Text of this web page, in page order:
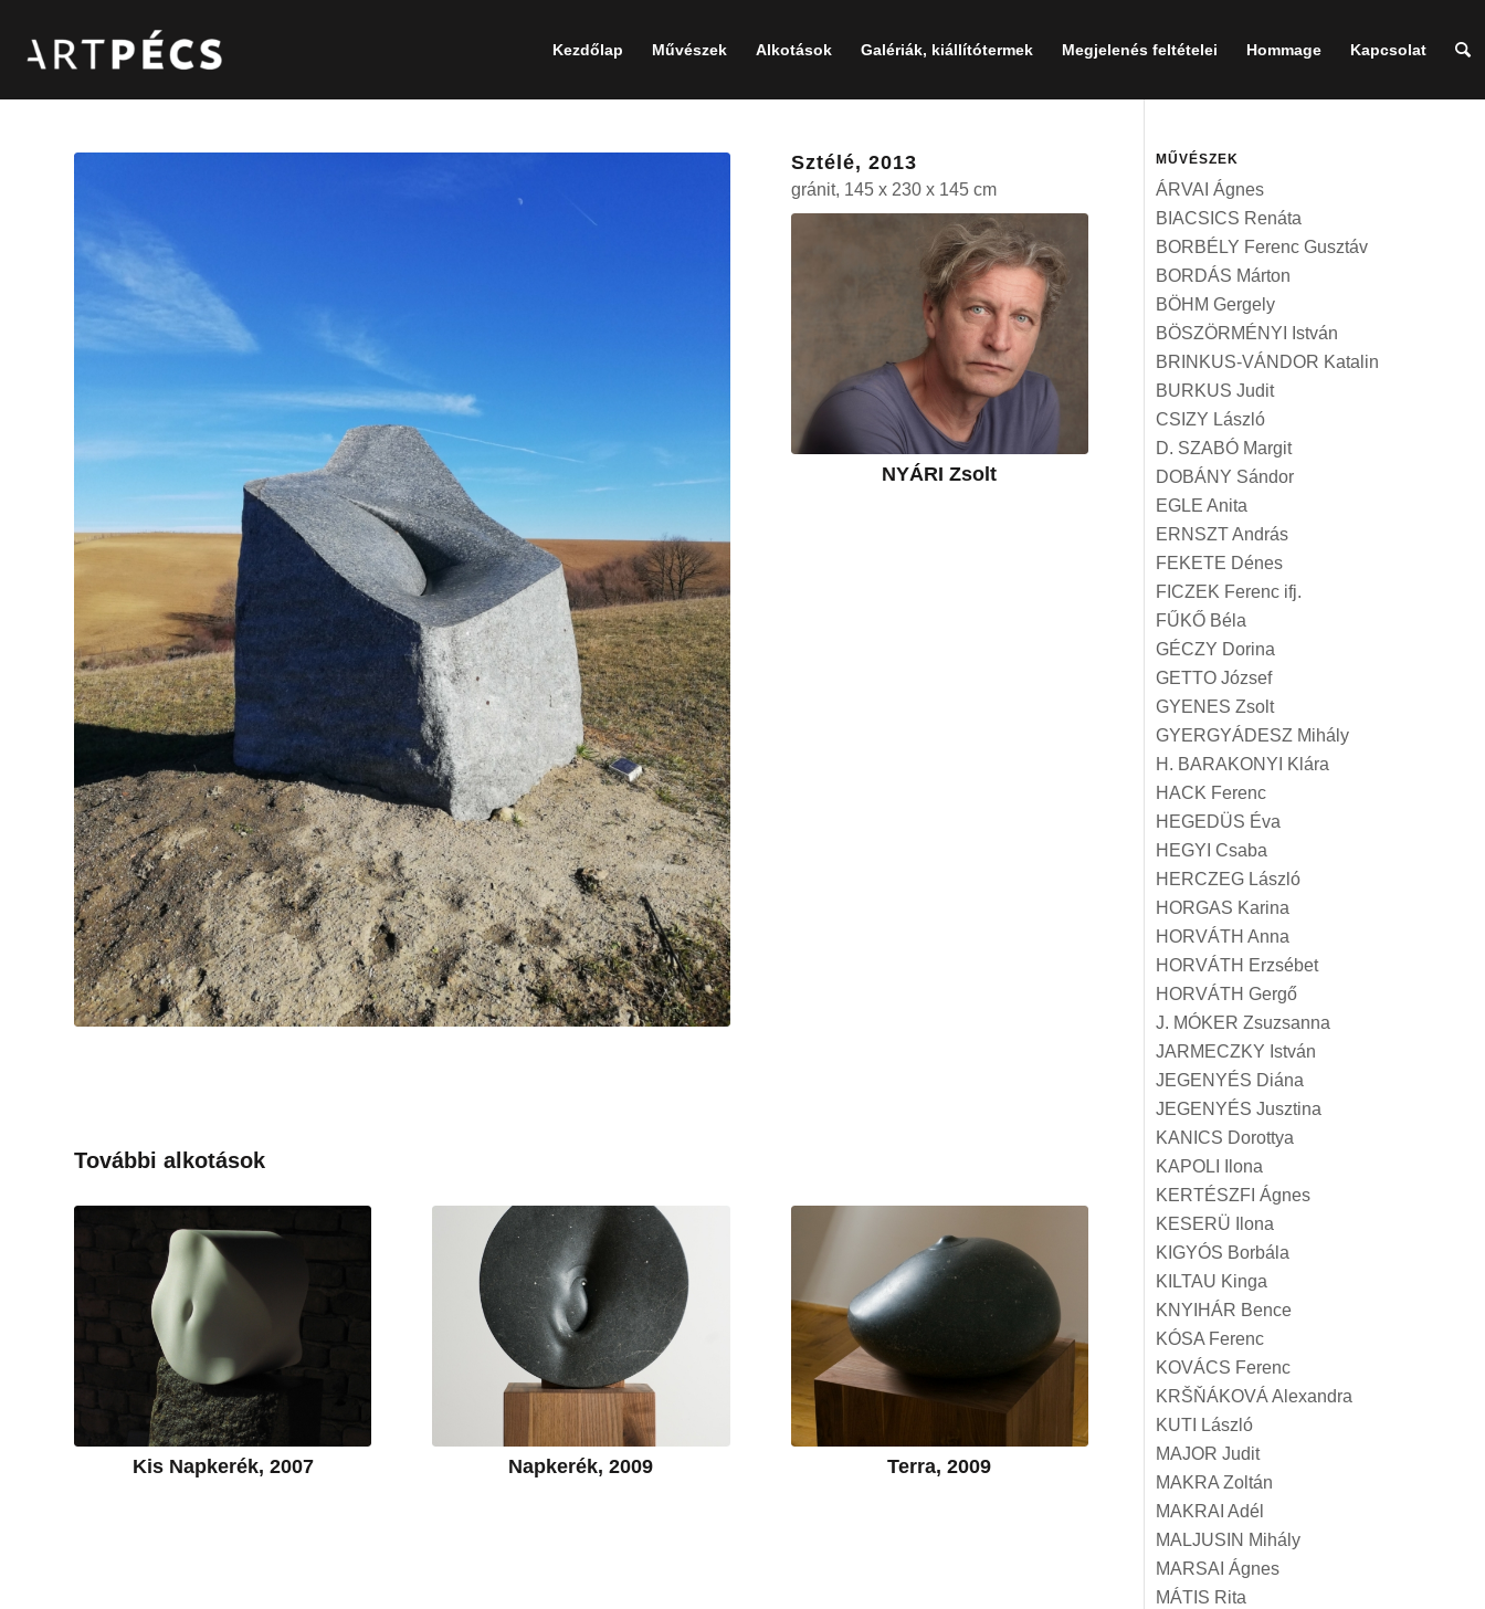
Kezdőlap Művészek Alkotások Galériák, kiállítótermek Megjelenés feltételei Hommage Kapcsolat
Sztélé, 2013
gránit, 145 x 230 x 145 cm
NYÁRI Zsolt
További alkotások
Kis Napkerék, 2007 Napkerék, 2009 Terra, 2009
MŰVÉSZEK
ÁRVAI Ágnes
BIACSICS Renáta
BORBÉLY Ferenc Gusztáv
BORDÁS Márton
BÖHM Gergely
BÖSZÖRMÉNYI István
BRINKUS-VÁNDOR Katalin
BURKUS Judit
CSIZY László
D. SZABÓ Margit
DOBÁNY Sándor
EGLE Anita
ERNSZT András
FEKETE Dénes
FICZEK Ferenc ifj.
FŰKŐ Béla
GÉCZY Dorina
GETTO József
GYENES Zsolt
GYERGYÁDESZ Mihály
H. BARAKONYI Klára
HACK Ferenc
HEGEDÜS Éva
HEGYI Csaba
HERCZEG László
HORGAS Karina
HORVÁTH Anna
HORVÁTH Erzsébet
HORVÁTH Gergő
J. MÓKER Zsuzsanna
JARMECZKY István
JEGENYÉS Diána
JEGENYÉS Jusztina
KANICS Dorottya
KAPOLI Ilona
KERTÉSZFI Ágnes
KESERÜ Ilona
KIGYÓS Borbála
KILTAU Kinga
KNYIHÁR Bence
KÓSA Ferenc
KOVÁCS Ferenc
KRŠŇÁKOVÁ Alexandra
KUTI László
MAJOR Judit
MAKRA Zoltán
MAKRAI Adél
MALJUSIN Mihály
MARSAI Ágnes
MÁTIS Rita